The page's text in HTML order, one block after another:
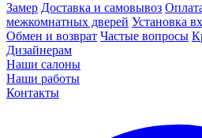
Замер Доставка и самовывоз
межкомнатных дверей Установка
Обмен и возврат Частые вопросы
Дизайнерам
Наши салоны
Наши работы
Контакты